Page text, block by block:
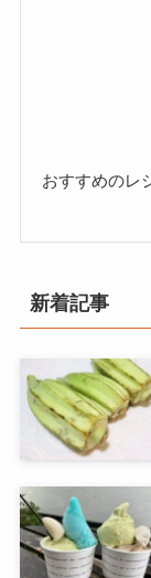
おすすめのレ
新着記事